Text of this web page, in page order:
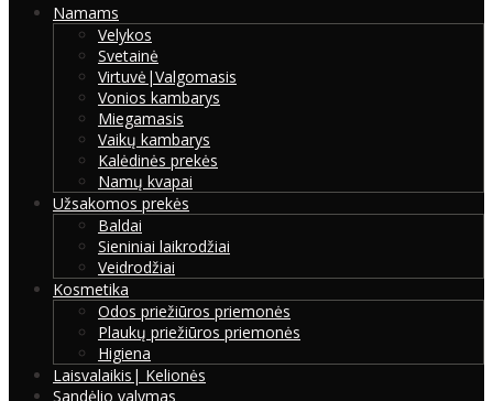
Namams
Velykos
Svetainė
Virtuvė|Valgomasis
Vonios kambarys
Miegamasis
Vaikų kambarys
Kalėdinės prekės
Namų kvapai
Užsakomos prekės
Baldai
Sieniniai laikrodžiai
Veidrodžiai
Kosmetika
Odos priežiūros priemonės
Plaukų priežiūros priemonės
Higiena
Laisvalaikis| Kelionės
Sandėlio valymas